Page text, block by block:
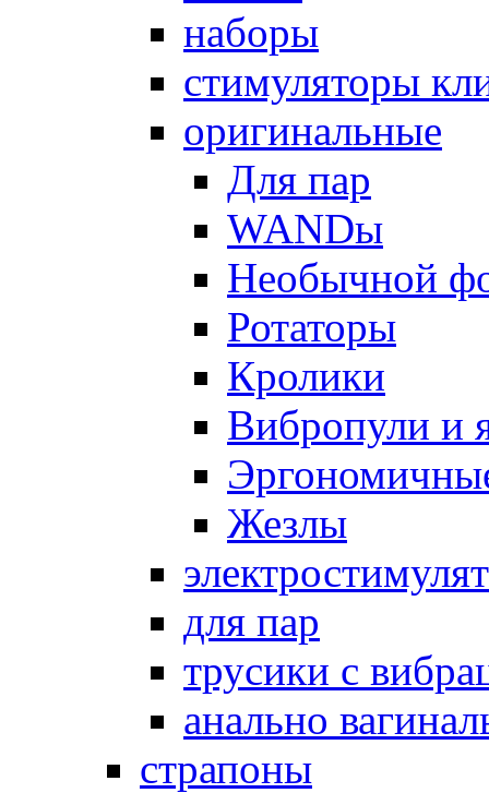
наборы
стимуляторы
оригинальные
Для пар
WANDы
Необычной
Ротаторы
Кролики
Вибропули и
Жезлы
для пар
трусики с
анально
страпоны